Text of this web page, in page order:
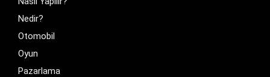
Nedir?
Otomobil
Oyun
Pazarlama